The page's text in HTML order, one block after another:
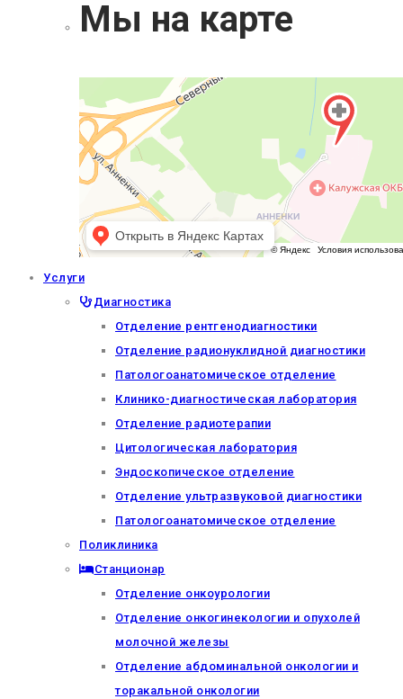
Мы на карте
Услуги
Диагностика
Отделение рентгенодиагностики
Отделение радионуклидной диагностики
Патологоанатомическое отделение
Клинико-диагностическая лаборатория
Отделение радиотерапии
Цитологическая лаборатория
Эндоскопическое отделение
Отделение ультразвуковой диагностики
Патологоанатомическое отделение
Поликлиника
Станционар
Отделение онкоурологии
Отделение онкогинекологии и опухолей
молочной железы
Отделение абдоминальной онкологии и
торакальной онкологии